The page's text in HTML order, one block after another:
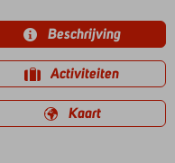
Beschrijving
Activiteiten
Kaart